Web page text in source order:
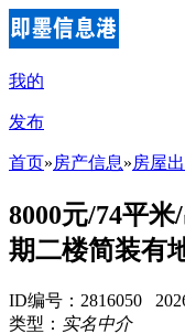
我的
发布
首页»房产信息»房屋
8000元/74平
期二楼简装有
ID编号：2816050
类型： 实名中介